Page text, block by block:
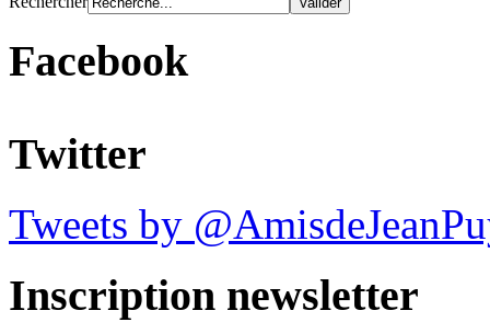
Facebook
Twitter
Tweets by
Inscription newsletter